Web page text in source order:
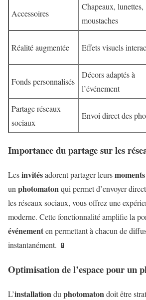
Accessoires
Chapeaux, lunettes,
moustaches
Réalité augmentée Effets visuels
Fonds personnalisés
Décors adaptés à
l’événement
Partage réseaux
sociaux
Envoi direct des
Importance du partage sur les
Lesinvitésadorent partager leursmoments
un photomatonqui permet d’envoyer
les réseaux sociaux, vous offrez une
moderne. Cette fonctionnalité amplifie la
événementen permettant à chacun de
instantanément. 📱
Optimisation de l’espace pour un
L’installationdu photomatondoit être